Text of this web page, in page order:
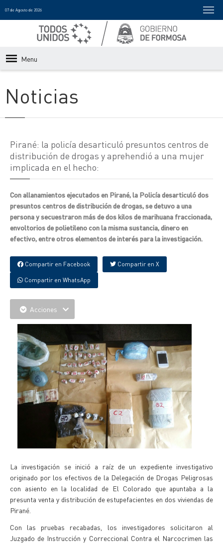
07 de Agosto de 2026
Menu
Noticias
Pirané: la policía desarticuló presuntos centros de
distribución de drogas y aprehendió a una mujer
implicada en el hecho:
Con allanamientos ejecutados en Pirané, la Policía desarticuló dos
presuntos centros de distribución de drogas, se detuvo a una
persona y secuestraron más de dos kilos de marihuana fraccionada,
envoltorios de polietileno con la misma sustancia, dinero en
efectivo, entre otros elementos de interés para la investigación.
Compartir en Facebook Compartir en X
Compartir en WhatsApp
Acciones
La investigación se inició a raíz de un expediente investigativo
originado por los efectivos de la Delegación de Drogas Peligrosas
con asiento en la localidad de El Colorado que apuntaba a la
presunta venta y distribución de estupefacientes en dos viviendas de
Pirané.
Con las pruebas recabadas, los investigadores solicitaron al
Juzgado de Instrucción y Correccional Contra el Narcocrimen las